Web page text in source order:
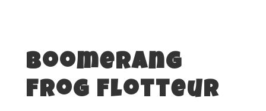
Boomerang
Frog Flotteur